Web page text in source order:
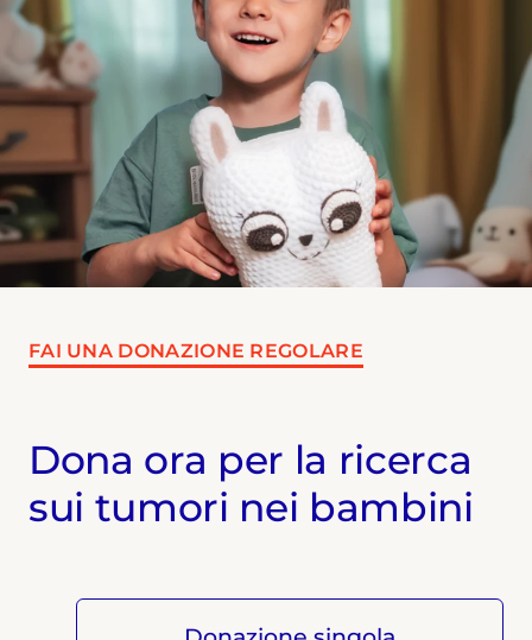
FAI UNA DONAZIONE REGOLARE
Dona ora per la ricerca
sui tumori nei bambini